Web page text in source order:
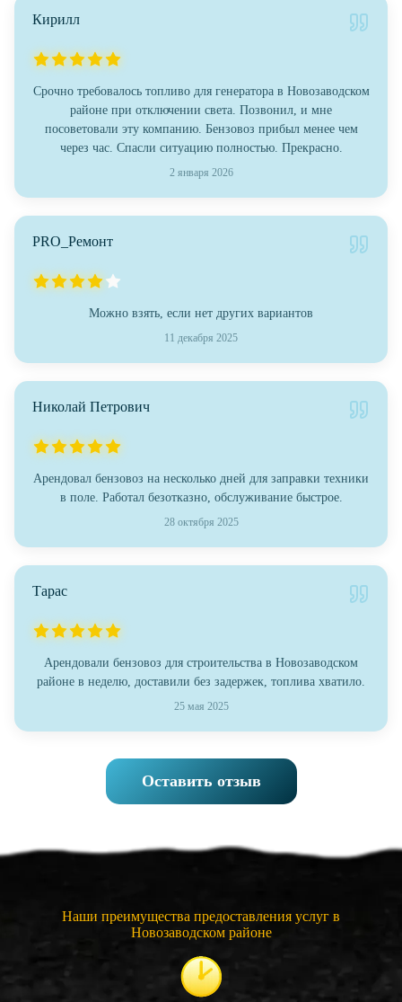
Кирилл
Срочно требовалось топливо для генератора в Новозаводском
районе при отключении света. Позвонил, и мне
посоветовали эту компанию. Бензовоз прибыл менее чем
через час. Спасли ситуацию полностью. Прекрасно.
2 января 2026
PRO_Ремонт
Можно взять, если нет других вариантов
11 декабря 2025
Николай Петрович
Арендовал бензовоз на несколько дней для заправки техники
в поле. Работал безотказно, обслуживание быстрое.
28 октября 2025
Тарас
Арендовали бензовоз для строительства в Новозаводском
районе в неделю, доставили без задержек, топлива хватило.
25 мая 2025
Оставить отзыв
Наши преимущества предоставления услуг в
Новозаводском районе